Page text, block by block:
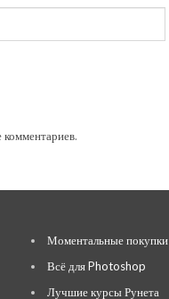
.
Моментальные покупки
Всё для Photoshop
Лучшие курсы Рунета